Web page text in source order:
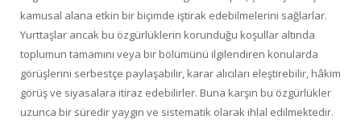
kamusal alana etkin bir biçimde iştirak edebilmelerini sağlarlar.
Yurttaşlar ancak bu özgürlüklerin korunduğu koşullar altında
toplumun tamamını veya bir bölümünü ilgilendiren konularda
görüşlerini serbestçe paylaşabilir, karar alıcıları eleştirebilir, hâkim
görüş ve siyasalara itiraz edebilirler. Buna karşın bu özgürlükler
uzunca bir süredir yaygın ve sistematik olarak ihlal edilmektedir.